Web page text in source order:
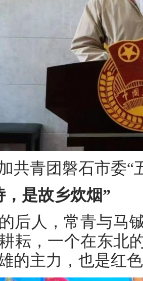
共青团磐石市委“
，是故乡炊烟”
后人，常青与马
耘，一个在东北
的主力，也是红